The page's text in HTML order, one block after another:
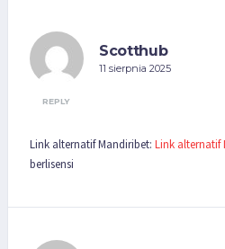
Scotthub
11 sierpnia 2025
REPLY
Link alternatif Mandiribet: Link alternatif
berlisensi